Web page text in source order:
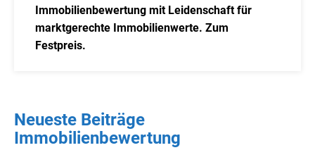
Immobilienbewertung mit Leidenschaft für
marktgerechte Immobilienwerte. Zum
Festpreis.
Neueste Beiträge
Immobilienbewertung